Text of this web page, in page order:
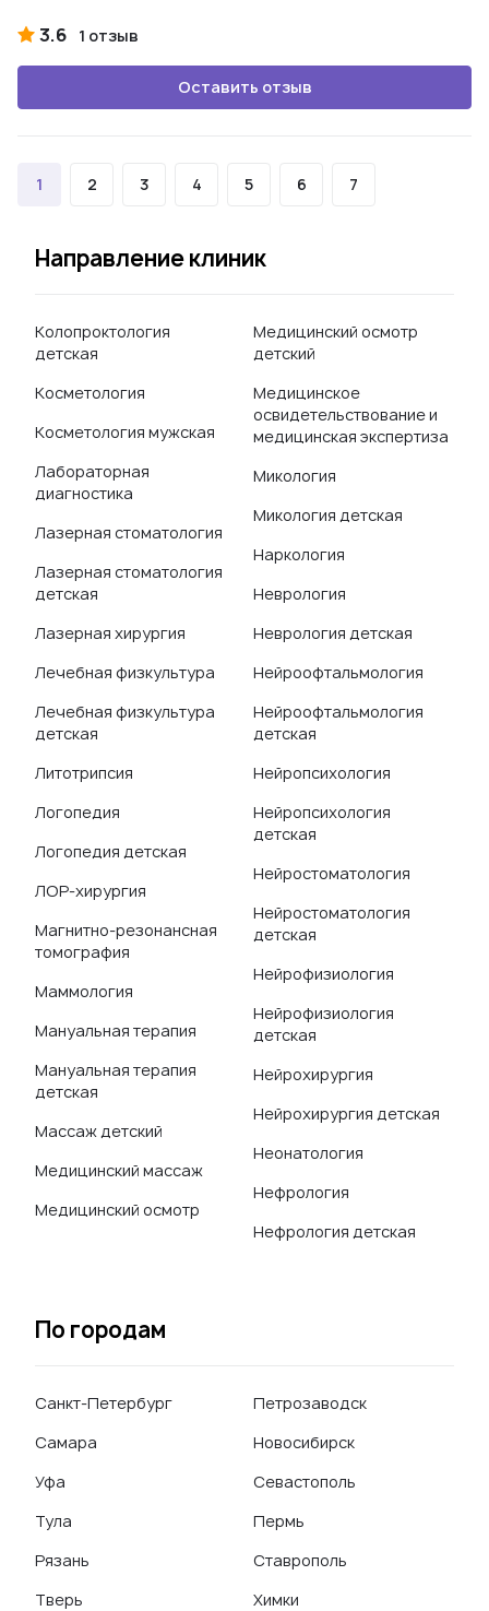
3.6 1 отзыв
Оставить отзыв
1 2 3 4 5 6 7
Направление клиник
Колопроктология
детская
Косметология
Косметология мужская
Лабораторная
диагностика
Лазерная стоматология
Лазерная стоматология
детская
Лазерная хирургия
Лечебная физкультура
Лечебная физкультура
детская
Литотрипсия
Логопедия
Логопедия детская
ЛОР-хирургия
Магнитно-резонансная
томография
Маммология
Мануальная терапия
Мануальная терапия
детская
Массаж детский
Медицинский массаж
Медицинский осмотр
Медицинский осмотр
детский
Медицинское
освидетельствование и
медицинская экспертиза
Микология
Микология детская
Наркология
Неврология
Неврология детская
Нейроофтальмология
Нейроофтальмология
детская
Нейропсихология
Нейропсихология
детская
Нейростоматология
Нейростоматология
детская
Нейрофизиология
Нейрофизиология
детская
Нейрохирургия
Нейрохирургия детская
Неонатология
Нефрология
Нефрология детская
По городам
Санкт-Петербург
Самара
Уфа
Тула
Рязань
Тверь
Петрозаводск
Новосибирск
Севастополь
Пермь
Ставрополь
Химки